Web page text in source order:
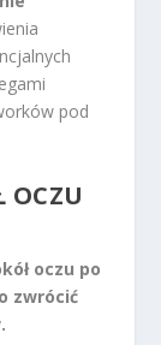
pod
OCZU
oczu po
zwrócić